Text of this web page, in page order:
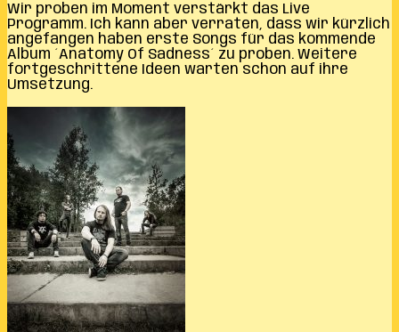
Wir proben im Moment verstärkt das Live
Programm. Ich kann aber verraten, dass wir kürzlich
angefangen haben erste Songs für das kommende
Album ´Anatomy Of Sadness´ zu proben. Weitere
fortgeschrittene Ideen warten schon auf ihre
Umsetzung.